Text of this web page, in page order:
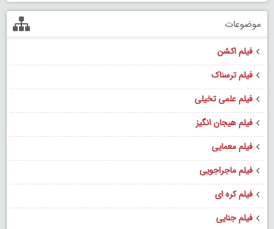
موضوعات
فیلم اکشن
فیلم ترسناک
فیلم علمی تخیلی
فیلم هیجان انگیز
فیلم معمایی
فیلم ماجراجویی
فیلم کره ای
فیلم جنایی